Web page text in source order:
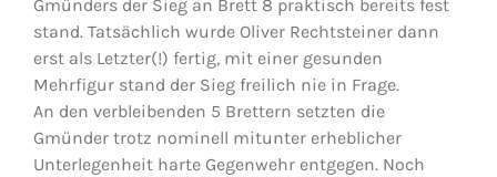
Gmünders der Sieg an Brett 8 praktisch bereits fest
stand. Tatsächlich wurde Oliver Rechtsteiner dann
erst als Letzter(!) fertig, mit einer gesunden
Mehrfigur stand der Sieg freilich nie in Frage.
An den verbleibenden 5 Brettern setzten die
Gmünder trotz nominell mitunter erheblicher
Unterlegenheit harte Gegenwehr entgegen. Noch